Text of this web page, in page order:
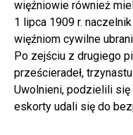
więźniowie również
1 lipca 1909 r.
więźniom cywilne
Po zejściu z drugiego
prześcieradeł,
Uwolnieni, podzielili się
eskorty udali się do